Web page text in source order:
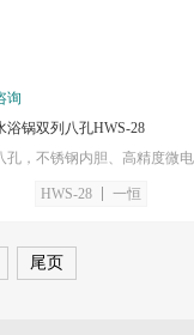
询
浴锅双列八孔HWS-28
HWS-28 一恒
尾页